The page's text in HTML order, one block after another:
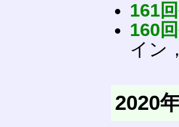
161
160
イン
2020